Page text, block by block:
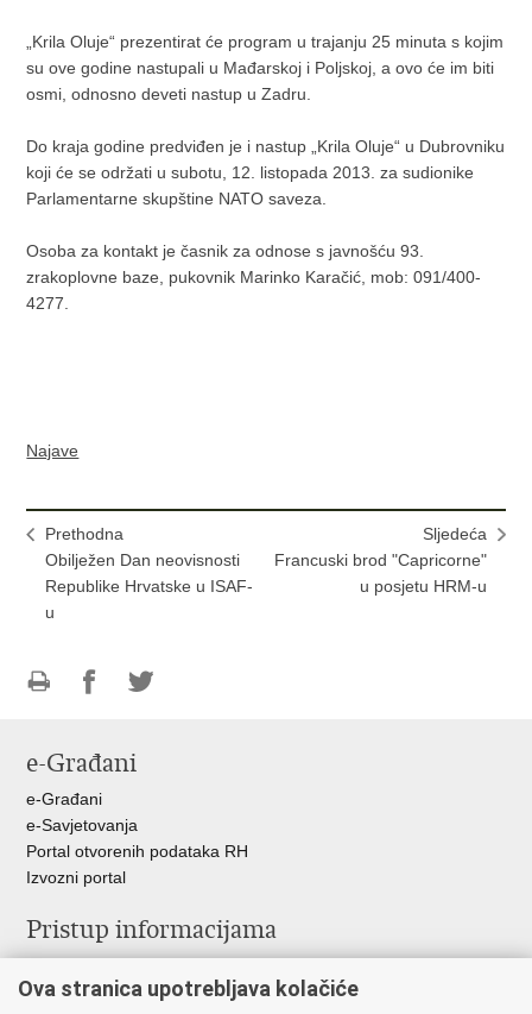
„Krila Oluje“ prezentirat će program u trajanju 25 minuta s kojim
su ove godine nastupali u Mađarskoj i Poljskoj, a ovo će im biti
osmi, odnosno deveti nastup u Zadru.
Do kraja godine predviđen je i nastup „Krila Oluje“ u Dubrovniku
koji će se održati u subotu, 12. listopada 2013. za sudionike
Parlamentarne skupštine NATO saveza.
Osoba za kontakt je časnik za odnose s javnošću 93.
zrakoplovne baze, pukovnik Marinko Karačić, mob: 091/400-
4277.
Najave
Prethodna
Obilježen Dan neovisnosti
Republike Hrvatske u ISAF-
u
Sljedeća
Francuski brod "Capricorne"
u posjetu HRM-u
FacebookuTwitteru
e-Građani
e-Građani
e-Savjetovanja
Portal otvorenih podataka RH
Izvozni portal
Pristup informacijama
Izjava o pristupačnosti
Ova stranica upotrebljava kolačiće